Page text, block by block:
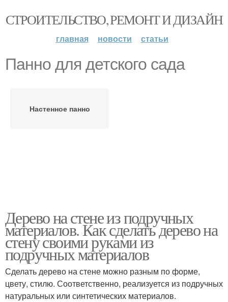
СТРОИТЕЛЬСТВО, РЕМОНТ И ДИЗАЙН
главная новости статьи
Панно для детского сада
Настенное панно
Дерево на стене из подручных
материалов. Как сделать дерево на
стену своими руками из
подручных материалов
Сделать дерево на стене можно разным по форме,
цвету, стилю. Соответственно, реализуется из подручных
натуральных или синтетических материалов.